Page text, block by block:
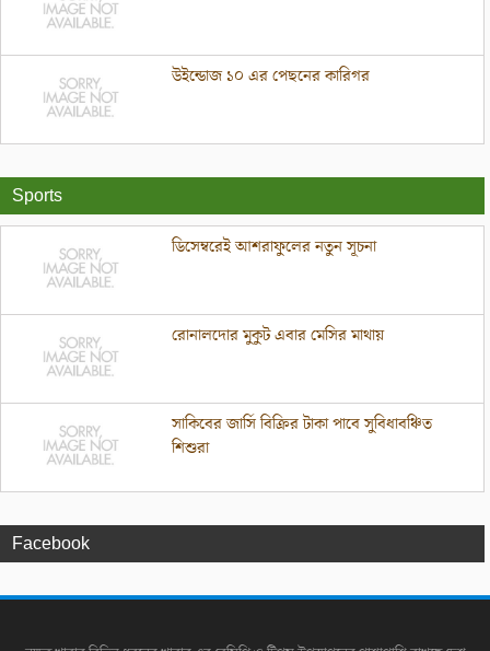
উইন্ডোজ ১০ এর পেছনের কারিগর
Sports
ডিসেম্বরেই আশরাফুলের নতুন সূচনা
রোনালদোর মুকুট এবার মেসির মাথায়
সাকিবের জার্সি বিক্রির টাকা পাবে সুবিধাবঞ্চিত
শিশুরা
Facebook